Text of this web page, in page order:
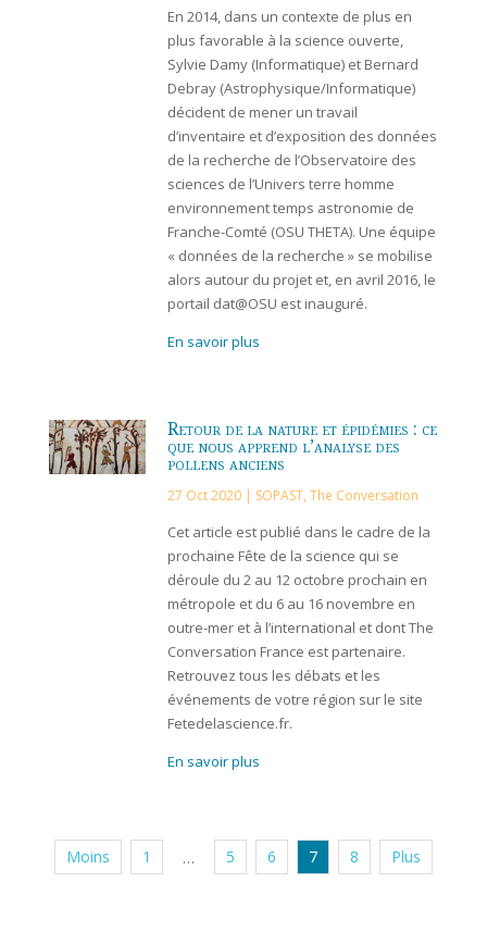
En 2014, dans un contexte de plus en
plus favorable à la science ouverte,
Sylvie Damy (Informatique) et Bernard
Debray (Astrophysique/Informatique)
décident de mener un travail
d’inventaire et d’exposition des données
de la recherche de l’Observatoire des
sciences de l’Univers terre homme
environnement temps astronomie de
Franche-Comté (OSU THETA). Une équipe
« données de la recherche » se mobilise
alors autour du projet et, en avril 2016, le
portail dat@OSU est inauguré.
En savoir plus
Retour de la nature et épidémies : ce
que nous apprend l’analyse des
pollens anciens
27 Oct 2020 | SOPAST,The Conversation
Cet article est publié dans le cadre de la
prochaine Fête de la science qui se
déroule du 2 au 12 octobre prochain en
métropole et du 6 au 16 novembre en
outre-mer et à l’international et dont The
Conversation France est partenaire.
Retrouvez tous les débats et les
événements de votre région sur le site
Fetedelascience.fr.
En savoir plus
Moins 1 … 5 6 7 8 Plus